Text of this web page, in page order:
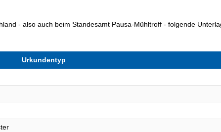
- also auch beim Standesamt Pausa-Mühltroff - folgende
Urkundentyp